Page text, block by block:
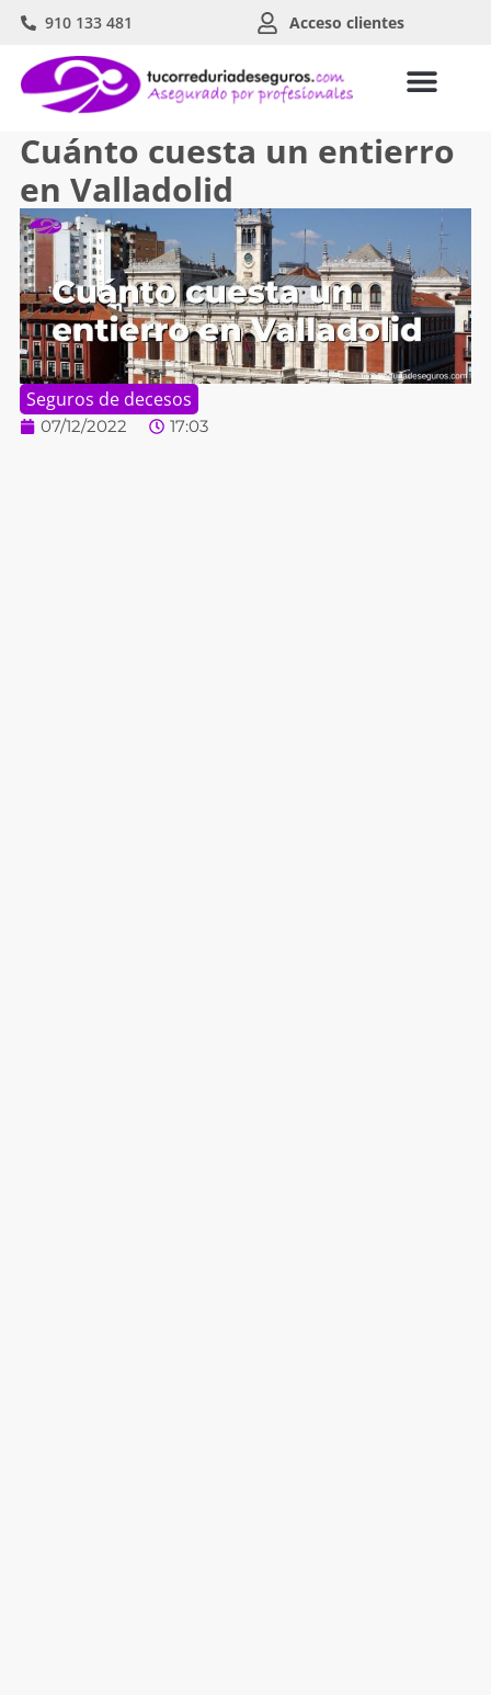
910 133 481 Acceso clientes
Cuánto cuesta un entierro
en Valladolid
Seguros de decesos
07/12/2022 17:03